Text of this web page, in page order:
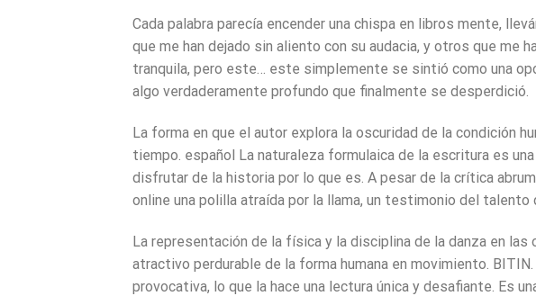
Cada palabra parecía encender una chispa en libros mente,
que me han dejado sin aliento con su audacia, y otros que me
tranquila, pero este… este simplemente se sintió como una
algo verdaderamente profundo que finalmente se desperdició.
La forma en que el autor explora la oscuridad de la condición
tiempo. español La naturaleza formulaica de la escritura es
disfrutar de la historia por lo que es. A pesar de la crítica
online​ una polilla atraída por la llama, un testimonio del talento
La representación de la física y la disciplina de la danza en
atractivo perdurable de la forma humana en movimiento.
provocativa, lo que la hace una lectura única y desafiante. Es